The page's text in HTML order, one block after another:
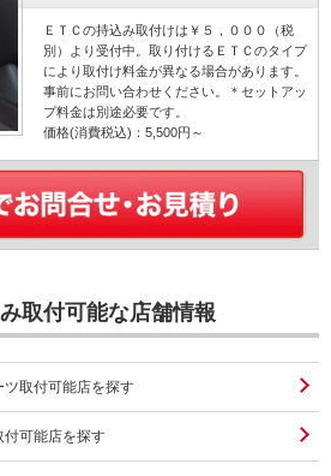
ＥＴＣの持込み取付けは￥５，０００（税
別）より受付中。取り付けるＥＴＣのタイプ
により取付け料金が異なる場合があります。
事前にお問い合わせください。＊セットアッ
プ料金は別途必要です。
価格(消費税込)：5,500円～
取付可能な店舗情報
取付可能店を探す
付可能店を探す